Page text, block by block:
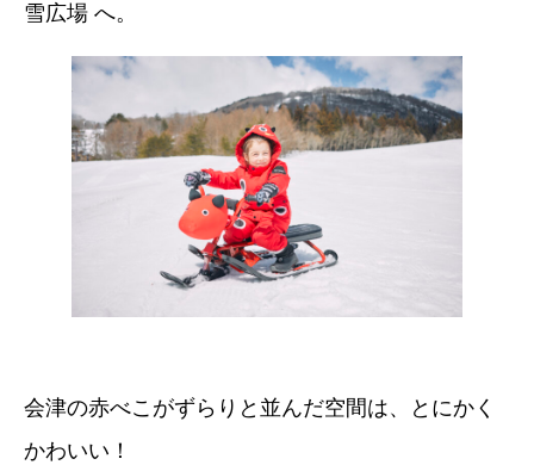
雪広場 へ。
会津の赤べこがずらりと並んだ空間は、とにかく
かわいい！